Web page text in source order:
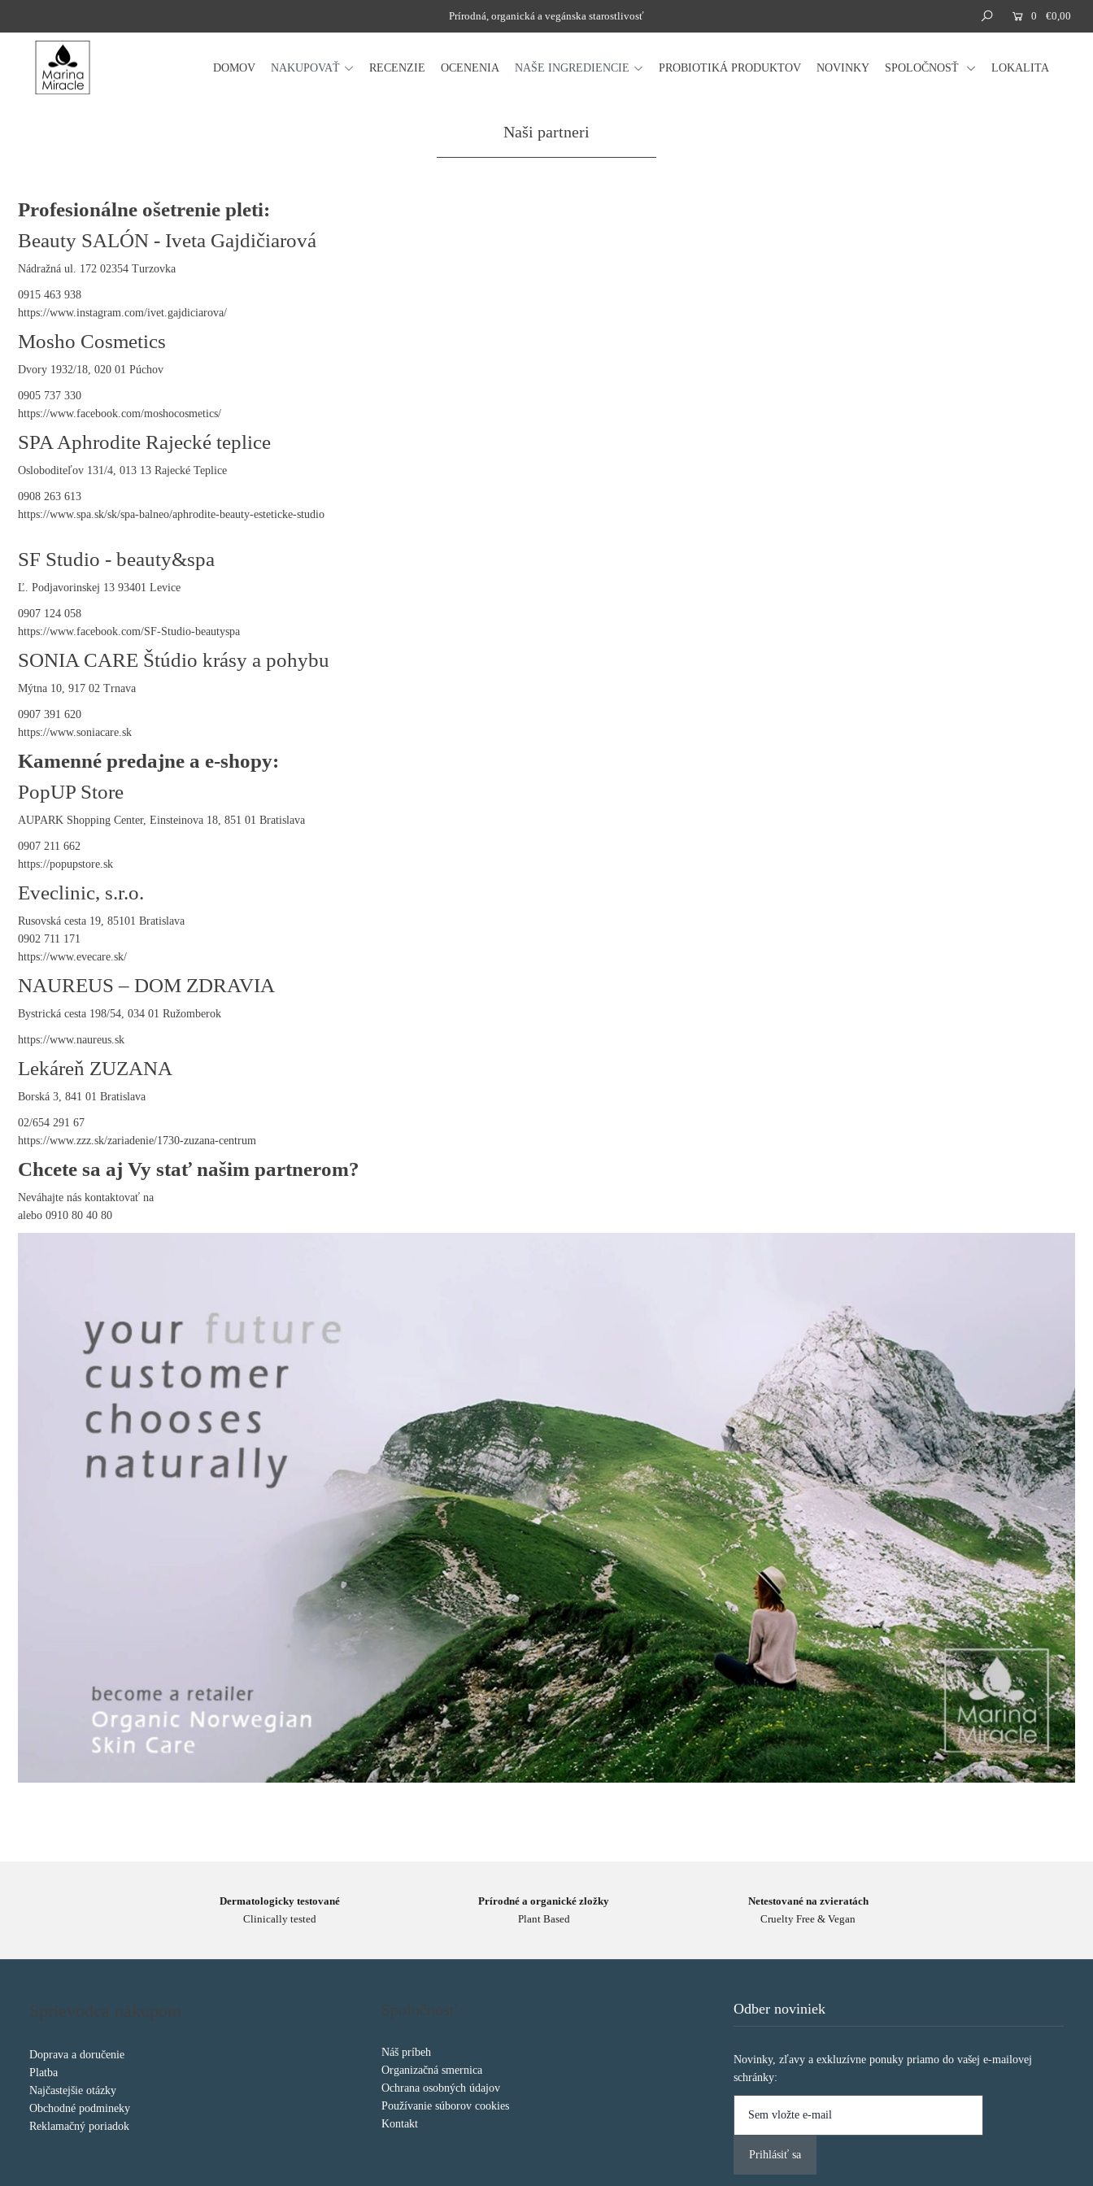
Prírodná, organická a vegánska starostlivosť 0 €0,00
DOMOV NAKUPOVAŤ RECENZIE OCENENIA NAŠE INGREDIENCIE PROBIOTIKÁ PRODUKTOV NOVINKY SPOLOČNOSŤ LOKALITA
Naši partneri
Profesionálne ošetrenie pleti:
Beauty SALÓN - Iveta Gajdičiarová
Nádražná ul. 172 02354 Turzovka
0915 463 938
https://www.instagram.com/ivet.gajdiciarova/
Mosho Cosmetics
Dvory 1932/18, 020 01 Púchov
0905 737 330
https://www.facebook.com/moshocosmetics/
SPA Aphrodite Rajecké teplice
Osloboditeľov 131/4, 013 13 Rajecké Teplice
0908 263 613
https://www.spa.sk/sk/spa-balneo/aphrodite-beauty-esteticke-studio
SF Studio - beauty&spa
Ľ. Podjavorinskej 13 93401 Levice
0907 124 058
https://www.facebook.com/SF-Studio-beautyspa
SONIA CARE Štúdio krásy a pohybu
Mýtna 10, 917 02 Trnava
0907 391 620
https://www.soniacare.sk
Kamenné predajne a e-shopy:
PopUP Store
AUPARK Shopping Center, Einsteinova 18, 851 01 Bratislava
0907 211 662
https://popupstore.sk
Eveclinic, s.r.o.
Rusovská cesta 19, 85101 Bratislava
0902 711 171
https://www.evecare.sk/
NAUREUS – DOM ZDRAVIA
Bystrická cesta 198/54, 034 01 Ružomberok
https://www.naureus.sk
Lekáreň ZUZANA
Borská 3, 841 01 Bratislava
02/654 291 67
https://www.zzz.sk/zariadenie/1730-zuzana-centrum
Chcete sa aj Vy stať našim partnerom?
Neváhajte nás kontaktovať na
alebo 0910 80 40 80
Dermatologicky testované
Clinically tested
Prírodné a organické zložky
Plant Based
Netestované na zvieratách
Cruelty Free & Vegan
Sprievodca nákupom
Doprava a doručenie
Platba
Najčastejšie otázky
Obchodné podmineky
Reklamačný poriadok
Spoločnosť
Náš príbeh
Organizačná smernica
Ochrana osobných údajov
Používanie súborov cookies
Kontakt
Odber noviniek
Novinky, zľavy a exkluzívne ponuky priamo do vašej e-mailovej
schránky:
DOMOV
NAŠE INGREDIENCIE
PROBIOTIKÁ PRODUKTOV
NOVINKY
SPOLOČNOSŤ